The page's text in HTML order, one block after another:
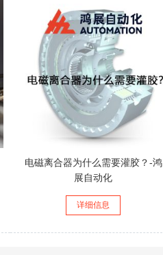
电磁离合器为什么需要灌胶？-鸿
展自动化
详细信息